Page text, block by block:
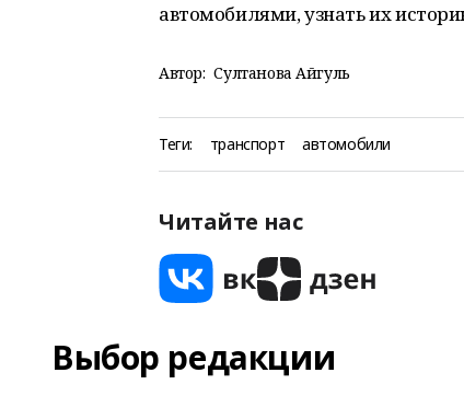
автомобилями, узнать их
Автор: Султанова Айгуль
Теги: транспорт автомобили
Читайте нас
Выбор редакции